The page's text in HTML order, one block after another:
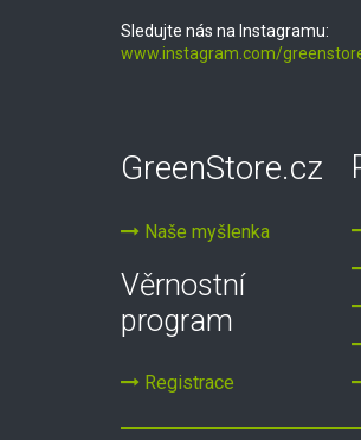
Sledujte nás na Instagramu:
www.instagram.com/
GreenStore.cz
Naše myšlenka
Věrnostní
program
Registrace